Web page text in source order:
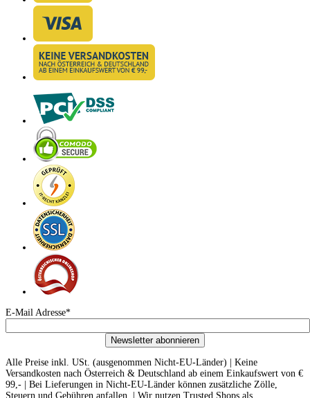
E-Mail Adresse*
Newsletter abonnieren
Alle Preise inkl. USt. (ausgenommen Nicht-EU-Länder) | Keine
Versandkosten nach Österreich & Deutschland ab einem Einkaufswert von €
99,- | Bei Lieferungen in Nicht-EU-Länder können zusätzliche Zölle,
Steuern und Gebühren anfallen. | Wir nutzen Trusted Shops als